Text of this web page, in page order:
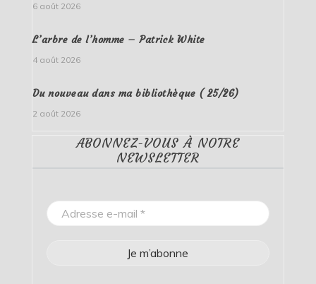
6 août 2026
L’arbre de l’homme – Patrick White
4 août 2026
Du nouveau dans ma bibliothèque ( 25/26)
2 août 2026
ABONNEZ-VOUS À NOTRE
NEWSLETTER